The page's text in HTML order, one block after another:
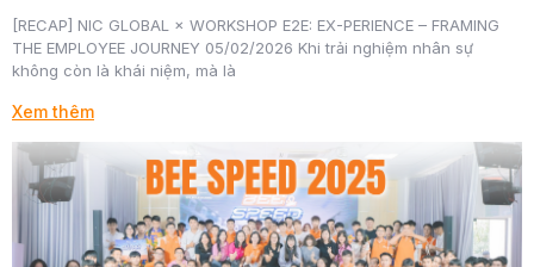
[RECAP] NIC GLOBAL × WORKSHOP E2E: EX-PERIENCE – FRAMING
THE EMPLOYEE JOURNEY 05/02/2026 Khi trải nghiệm nhân sự
không còn là khái niệm, mà là
Xem thêm